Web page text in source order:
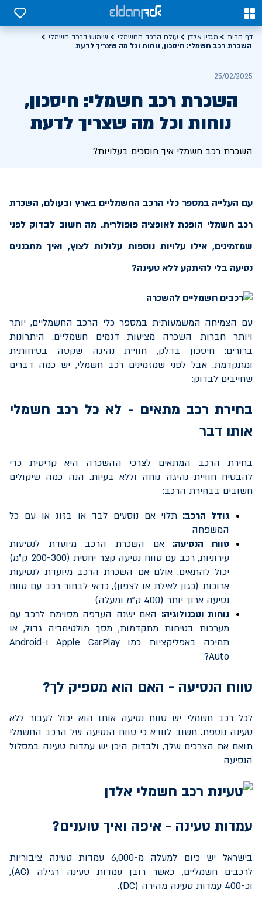
0
0
דף הבית מגזין אלדן עולם הרכב החשמלי
שימוש ברכב חשמלי
השכרת רכב חשמלי: חיסכון, נוחות וכל מה שצריך לדעת
25/02/2025
השכרת רכב חשמלי: חיסכון,
נוחות וכל מה שצריך לדעת
השכרת רכב חשמלי איך חוסכים בעלויות?
עם העלייה במספר כלי הרכב החשמליים בארץ ובעולם, השכרת
רכב חשמלי הופכת לאופציה פופולרית. מה חשוב לבדוק לפני
שמזמינים, אילו עלויות נוספות עלולות לצוץ, ואיך מתכננים
נסיעה בלי להיתקע ללא טעינה?
עם הצמיחה המשמעותית במספר כלי הרכב החשמליים, יותר
ויותר חברות השכרה מציעות דגמים חשמליים. היתרונות
ברורים: חיסכון בדלק, חוויית נהיגה שקטה בטיחותית
ומתקדמת. אבל לפני שמזמינים רכב חשמלי, יש כמה דברים
שחייבים לבדוק:
בחירת רכב מתאים - לא כל רכב חשמלי
אותו דבר
בחירת הרכב המתאים לצרכי ההשכרה היא קריטית כדי
להבטיח חוויית נהיגה נוחה וללא בעיות. הנה כמה שיקולים
חשובים בבחירת הרכב:
גודל הרכב: תלוי אם נוסעים לבד או בזוג או עם כל
המשפחה
טווח הנסיעה: אם השכרת הרכב מיועדת לנסיעות
עירוניות, רכב עם טווח נסיעה קצר יחסית (200-300 ק"מ)
יכול להתאים. אולם אם השכרת הרכב מיועדת לנסיעות
ארוכות (כגון לאילת או לצפון), כדאי לבחור רכב עם טווח
נסיעה ארוך יותר (400 ק"מ ומעלה)
נוחות וטכנולוגיה: האם ישנה העדפה מסוימת לרכב עם
מערכות בטיחות מתקדמות, מסך מולטימדיה גדול, או
תמיכה באפליקציות כמוApple CarPlayו-Android
Auto
?
טווח הנסיעה - האם הוא מספיק לך?
לכל רכב חשמלי יש טווח נסיעה אותו הוא יכול לעבור ללא
טעינה נוספת. חשוב לוודא כי טווח הנסיעה של הרכב החשמלי
תואם את הצרכים שלך, ולבדוק היכן יש עמדות טעינה במסלול
הנסיעה
עמדות טעינה - איפה ואיך טוענים?
בישראל יש כיום למעלה מ-6,000 עמדות טעינה ציבוריות
לרכבים חשמליים, כאשר רובן עמדות טעינה רגילה (AC
),
וכ-400 עמדות טעינה מהירה (
DC
).